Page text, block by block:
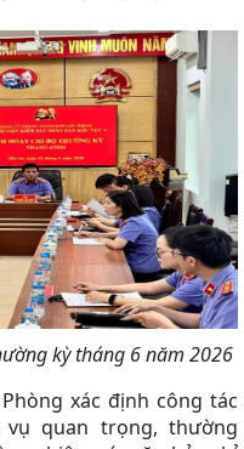
kỳ tháng 6 năm 2026
xác định công tác
quan trọng, thường